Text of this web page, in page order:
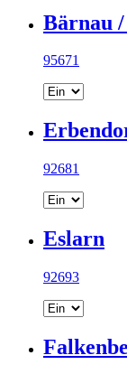
Bärnau
95671
92681
Eslarn
92693